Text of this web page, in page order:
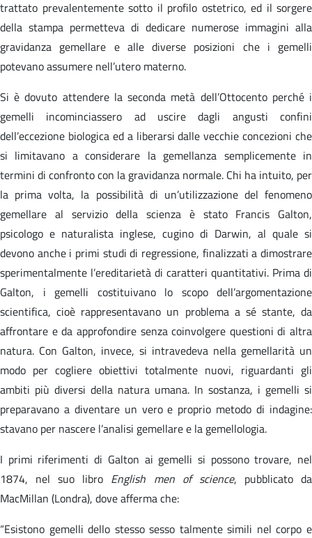
trattato prevalentemente sotto il profilo ostetrico, ed il sorgere
della stampa permetteva di dedicare numerose immagini alla
gravidanza gemellare e alle diverse posizioni che i gemelli
potevano assumere nell’utero materno.
Si è dovuto attendere la seconda metà dell’Ottocento perché i
gemelli incominciassero ad uscire dagli angusti confini
dell’eccezione biologica ed a liberarsi dalle vecchie concezioni che
si limitavano a considerare la gemellanza semplicemente in
termini di confronto con la gravidanza normale. Chi ha intuito, per
la prima volta, la possibilità di un’utilizzazione del fenomeno
gemellare al servizio della scienza è stato Francis Galton,
psicologo e naturalista inglese, cugino di Darwin, al quale si
devono anche i primi studi di regressione, finalizzati a dimostrare
sperimentalmente l’ereditarietà di caratteri quantitativi. Prima di
Galton, i gemelli costituivano lo scopo dell’argomentazione
scientifica, cioè rappresentavano un problema a sé stante, da
affrontare e da approfondire senza coinvolgere questioni di altra
natura. Con Galton, invece, si intravedeva nella gemellarità un
modo per cogliere obiettivi totalmente nuovi, riguardanti gli
ambiti più diversi della natura umana. In sostanza, i gemelli si
preparavano a diventare un vero e proprio metodo di indagine:
stavano per nascere l’analisi gemellare e la gemellologia.
I primi riferimenti di Galton ai gemelli si possono trovare, nel
1874, nel suo libro English men of science, pubblicato da
MacMillan (Londra), dove afferma che:
“Esistono gemelli dello stesso sesso talmente simili nel corpo e